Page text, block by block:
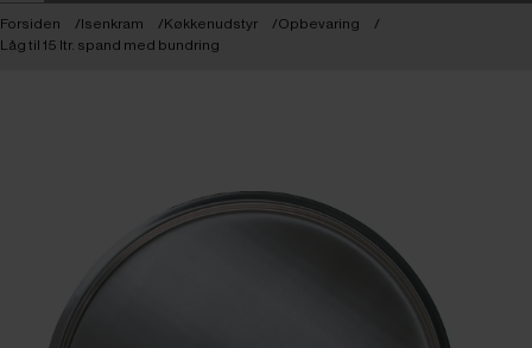
Forsiden Isenkram Køkkenudstyr
Opbevaring
Låg til 15 ltr. spand med bundring